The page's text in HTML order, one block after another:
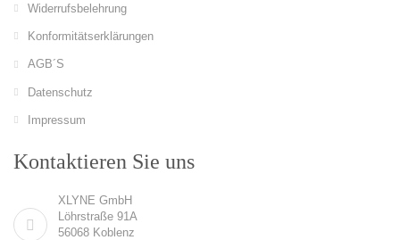
Widerrufsbelehrung
Konformitätserklärungen
AGB´S
Datenschutz
Impressum
Kontaktieren Sie uns
XLYNE GmbH
Löhrstraße 91A
56068 Koblenz